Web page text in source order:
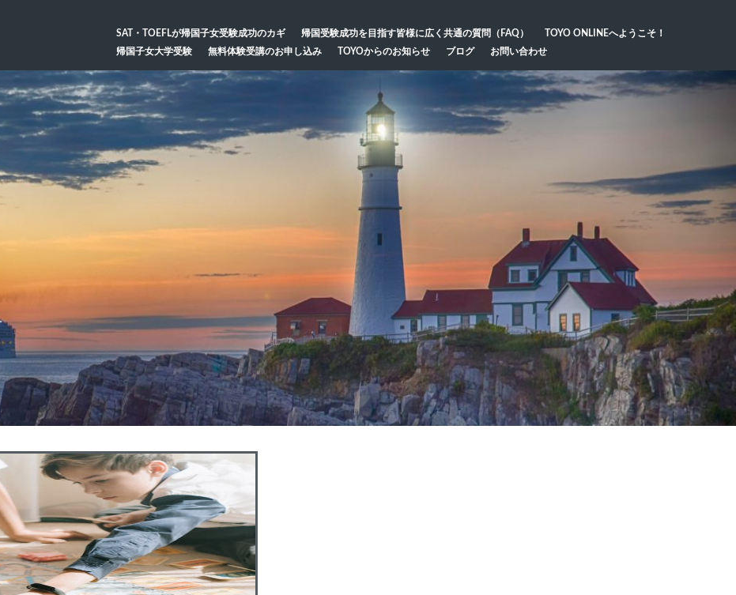
SAT・TOEFLが帰国子女受験成功のカギ 帰国受験成功を目指す皆様に広く共通の質問（FAQ）
TOYO ONLINEへようこそ！
帰国子女大学受験
無料体験受講のお申し込み TOYOからのお知らせ ブログ お問い合わせ